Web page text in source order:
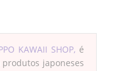
KAWAII SHOP,é
japoneses